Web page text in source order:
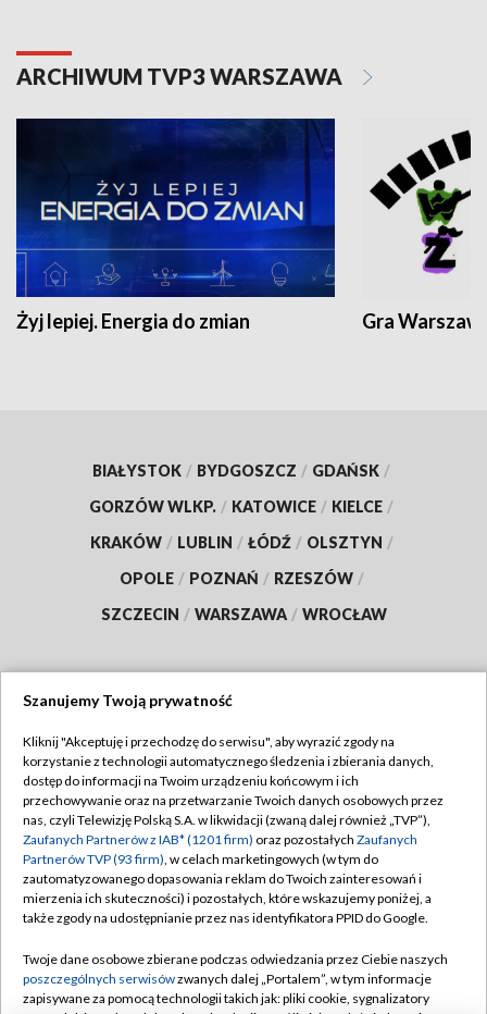
ARCHIWUM TVP3 WARSZAWA
Żyj lepiej. Energia do zmian Gra
BIAŁYSTOK / BYDGOSZCZ / GDAŃSK /
GORZÓW WLKP. / KATOWICE / KIELCE /
KRAKÓW / LUBLIN / ŁÓDŹ / OLSZTYN /
OPOLE / POZNAŃ / RZESZÓW /
SZCZECIN / WARSZAWA / WROCŁAW
TVP
Abonament TVP
Emisja w TVP
Centrum informacji TVP
Naziemna Telewizja Cyfrowa
Rada Programowa
Regulamin TVP
Polityka prywatności
Moje zgody
Pomoc
Kontakt
Szanujemy Twoją prywatność
Kliknij "Akceptuję i przechodzę do serwisu", aby wyrazić zgody na
korzystanie z technologii automatycznego śledzenia i zbierania danych,
dostęp do informacji na Twoim urządzeniu końcowym i ich
przechowywanie oraz na przetwarzanie Twoich danych osobowych przez
nas, czyli Telewizję Polską S.A. w likwidacji (zwaną dalej również „TVP”),
Zaufanych Partnerów z IAB* (1201 firm) oraz pozostałych Zaufanych
Partnerów TVP (93 firm), w celach marketingowych (w tym do
zautomatyzowanego dopasowania reklam do Twoich zainteresowań i
mierzenia ich skuteczności) i pozostałych, które wskazujemy poniżej, a
także zgody na udostępnianie przez nas identyfikatora PPID do Google.
Twoje dane osobowe zbierane podczas odwiedzania przez Ciebie naszych
poszczególnych serwisówzwanych dalej „Portalem”, w tym informacje
zapisywane za pomocą technologii takich jak: pliki cookie, sygnalizatory